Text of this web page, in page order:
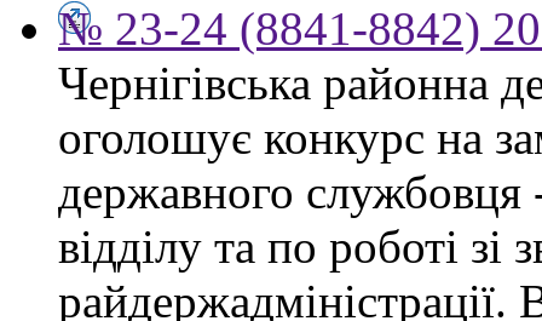
№ 23-24 (8841-8842) 20
Чернігівська районна
оголошує конкурс на
державного
відділу та по роботі
райдержадміністрації.